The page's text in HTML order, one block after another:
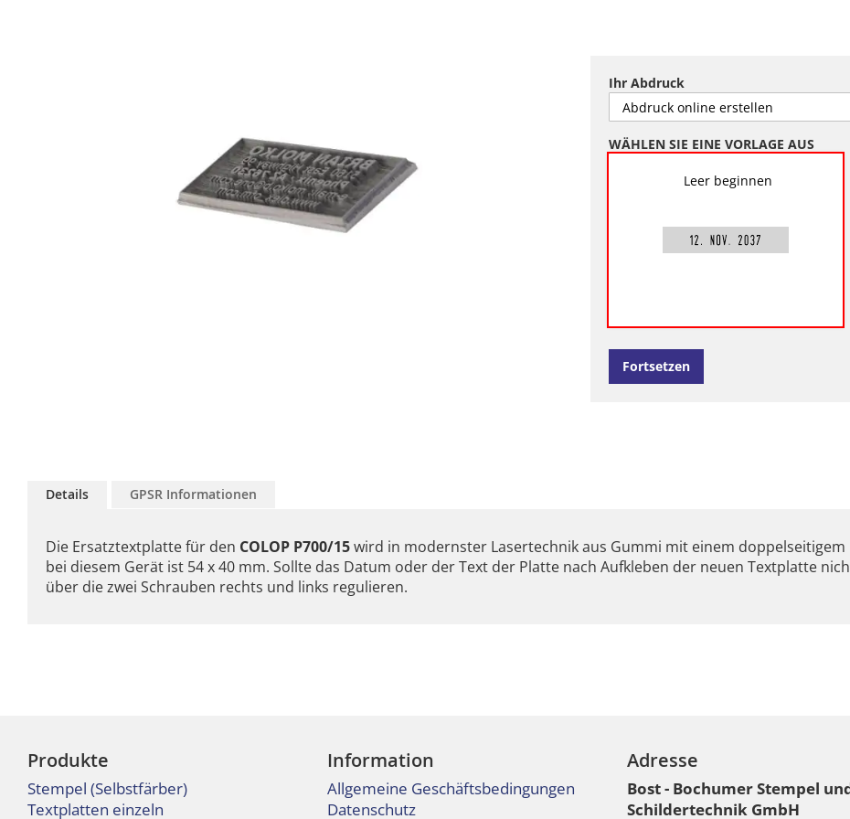
der
springen
Ihr Abdruck
WÄHLEN SIE EINE VORLAGE AUS
Leer beginnen
Fortsetzen
Details
Die Ersatztextplatte für den COLOP P700/15wird in modernster Lasertechnik aus Gummi mit einem
bei diesem Gerät ist 54 x 40 mm. Sollte das Datum oder der Text der Platte nach Aufkleben der neuen Textplatte
über die zwei Schrauben rechts und links regulieren.
GPSR Informationen
Produkte
Stempel (Selbstfärber)
Textplatten einzeln
Information
Allgemeine Geschäftsbedingungen
Datenschutz
Adresse
Bost - Bochumer Stempel
Schildertechnik GmbH